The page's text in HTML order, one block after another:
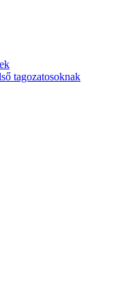
tagozatosoknak